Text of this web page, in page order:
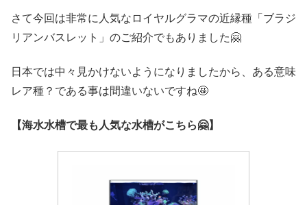
さて今回は非常に人気なロイヤルグラマの近縁種「ブラジ
リアンバスレット」のご紹介でもありました🤗
日本では中々見かけないようになりましたから、ある意味
レア種？である事は間違いないですね🤩
【海水水槽で最も人気な水槽がこちら🤗】